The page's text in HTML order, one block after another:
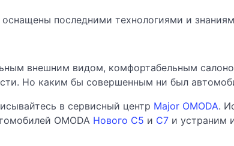
последними технологиями и
внешним видом, комфортабельным
Но каким бы совершенным ни был
в сервисный центр Major OMODA.
OMODA Нового C5 и C7 и устраним